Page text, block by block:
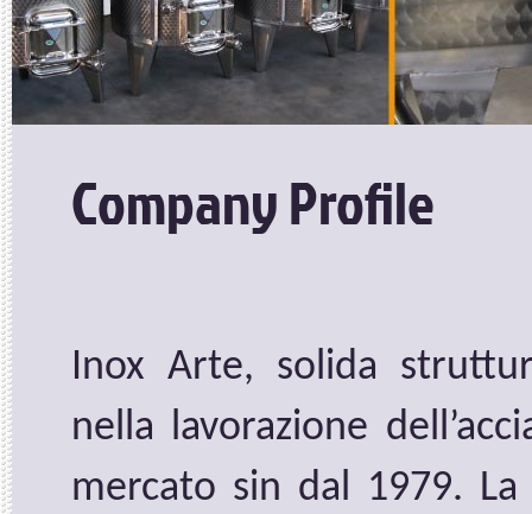
Company Profile
Inox Arte, solida
nella lavorazione
mercato sin dal 1979.